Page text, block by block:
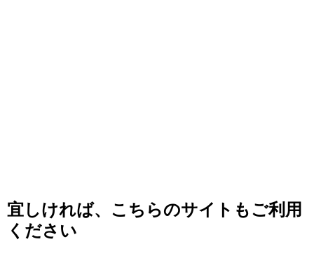
宜しければ、こちらのサイトもご利用
ください